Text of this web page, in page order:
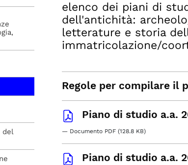
elenco dei piani di
dell'antichità:
letterature e storia
immatricolazione/
Regole per compilare il
Piano di studio a.a.
— Documento PDF (128.8 KB)
Piano di studio a.a.
del